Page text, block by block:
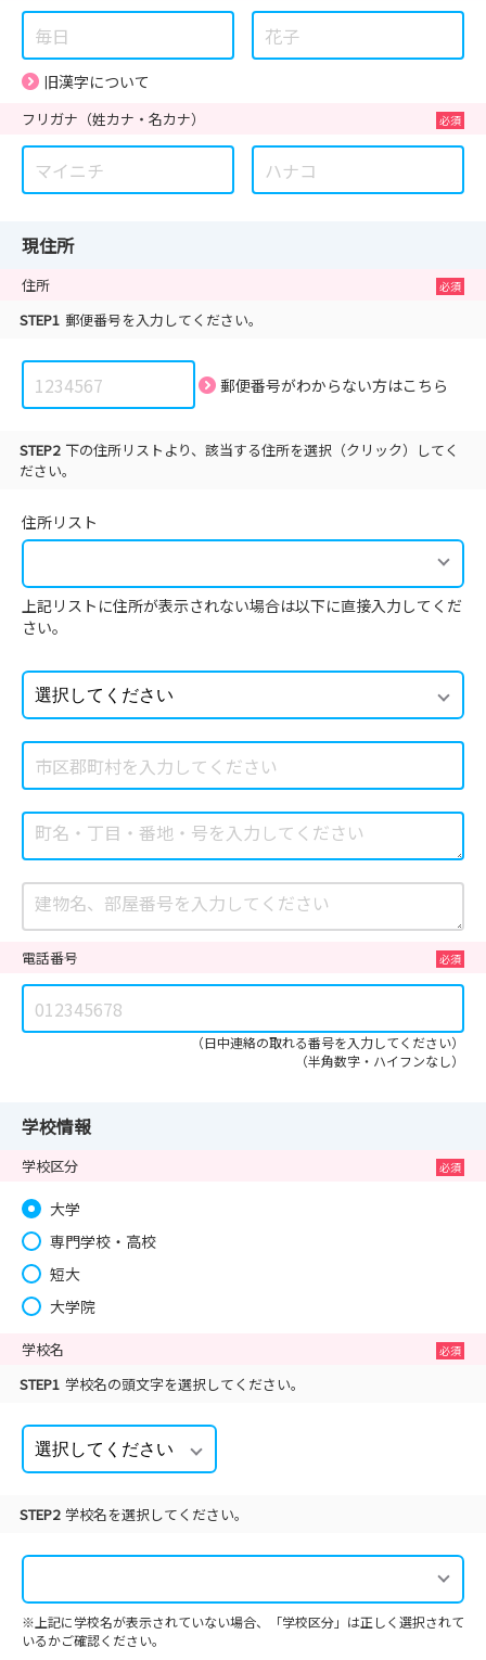
旧漢字について
フリガナ （姓カナ・名カナ）
現住所
住所
STEP1 郵便番号を入力してください。
郵便番号がわからない方はこちら
STEP2 下の住所リストより、該当する住所を選択（クリック）してく
ださい。
住所リスト
上記リストに住所が表示されない場合は以下に直接入力してくだ
さい。
電話番号
（日中連絡の取れる番号を入力してください）
（半角数字・ハイフンなし）
学校情報
学校区分
大学
専門学校・高校
短大
大学院
学校名
STEP1 学校名の頭文字を選択してください。
STEP2 学校名を選択してください。
※上記に学校名が表示されていない場合、「学校区分」は正しく選択されて
いるかご確認ください。